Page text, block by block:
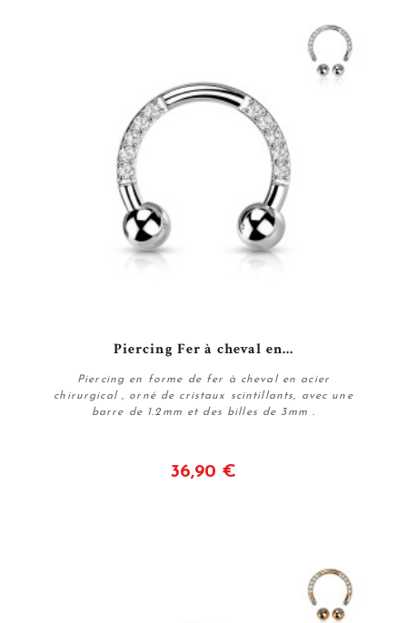
Piercing Fer à cheval en...
Piercing en forme de fer à cheval en acier
chirurgical , orné de cristaux scintillants, avec une
barre de 1.2mm et des billes de 3mm .
36,90 €